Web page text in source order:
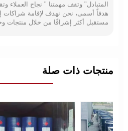
المتبادل" وتقف مهمتنا " نجاح العملاء
هدفاً أسمى، نحن نهدف لإقامة شراكات
مستقبل أكثر إشراقًا من خلال منتجات
منتجات ذات صلة